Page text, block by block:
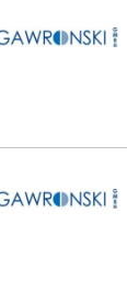
Gawronski
Gawronski